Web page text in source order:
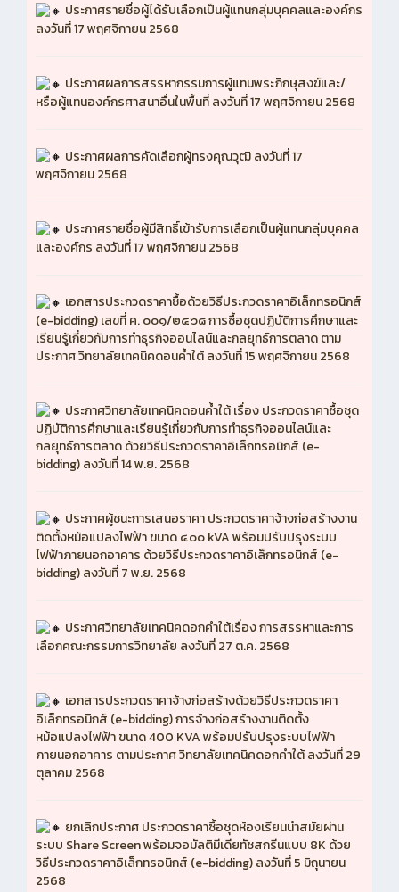
ประกาศรายชื่อผู้ได้รับเลือกเป็นผู้แทนกลุ่มบุคคลและองค์กร
ลงวันที่ 17 พฤศจิกายน 2568
ประกาศผลการสรรหากรรมการผู้แทนพระภิกษุสงฆ์และ/
หรือผู้แทนองค์กรศาสนาอื่นในพื้นที่ ลงวันที่ 17 พฤศจิกายน 2568
ประกาศผลการคัดเลือกผู้ทรงคุณวุฒิ ลงวันที่ 17
พฤศจิกายน 2568
ประกาศรายชื่อผู้มีสิทธิ์เข้ารับการเลือกเป็นผู้แทนกลุ่มบุคคล
และองค์กร ลงวันที่ 17 พฤศจิกายน 2568
เอกสารประกวดราคาซื้อด้วยวิธีประกวดราคาอิเล็กทรอนิกส์
(e-bidding) เลขที่ ค. ๐๐๑/๒๕๖๘ การซื้อชุดปฏิบัติการศึกษาและ
เรียนรู้เกี่ยวกับการทำธุรกิจออนไลน์และกลยุทธ์การตลาด ตาม
ประกาศ วิทยาลัยเทคนิคดอนค้ำใต้ ลงวันที่ 15 พฤศจิกายน 2568
ประกาศวิทยาลัยเทคนิคดอนค้ำใต้ เรื่อง ประกวดราคาซื้อชุด
ปฏิบัติการศึกษาและเรียนรู้เกี่ยวกับการทำธุรกิจออนไลน์และ
กลยุทธ์การตลาด ด้วยวิธีประกวดราคาอิเล็กทรอนิกส์ (e-
bidding) ลงวันที่ 14 พ.ย. 2568
ประกาศผู้ชนะการเสนอราคา ประกวดราคาจ้างก่อสร้างงาน
ติดตั้งหม้อแปลงไฟฟ้า ขนาด ๔๐๐ kVA พร้อมปรับปรุงระบบ
ไฟฟ้าภายนอกอาคาร ด้วยวิธีประกวดราคาอิเล็กทรอนิกส์ (e-
bidding) ลงวันที่ 7 พ.ย. 2568
ประกาศวิทยาลัยเทคนิคดอกคำใต้เรื่อง การสรรหาและการ
เลือกคณะกรรมการวิทยาลัย ลงวันที่ 27 ต.ค. 2568
เอกสารประกวดราคาจ้างก่อสร้างด้วยวิธีประกวดราคา
อิเล็กทรอนิกส์ (e-bidding) การจ้างก่อสร้างงานติดตั้ง
หม้อแปลงไฟฟ้า ขนาด 400 KVA พร้อมปรับปรุงระบบไฟฟ้า
ภายนอกอาคาร ตามประกาศ วิทยาลัยเทคนิคดอกคำใต้ ลงวันที่ 29
ตุลาคม 2568
ยกเลิกประกาศ ประกวดราคาซื้อชุดห้องเรียนนำสมัยผ่าน
ระบบ Share Screen พร้อมจอมัลติมีเดียทัชสกรีนแบบ 8K ด้วย
วิธีประกวดราคาอิเล็กทรอนิกส์ (e-bidding) ลงวันที่ 5 มิถุนายน
2568